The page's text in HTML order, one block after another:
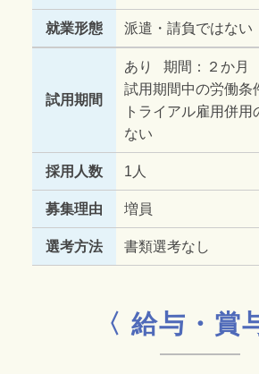
就業形態 派遣・請負ではない
試用期間
あり 期間：２か月
試用期間中の労働条
トライアル雇用併用
ない
採用人数 1人
募集理由 増員
選考方法 書類選考なし
〈 給与・賞